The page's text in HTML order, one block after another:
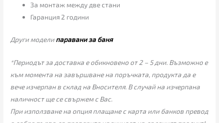
За монтаж между две стани
Гаранция 2 години
Други моделипаравани за баня
*Периодът за доставка е обикновено от 2 – 5 дни. Възможно е
към момента на завършване на поръчката, продукта да е
вече изчерпан в склад на Вносителя. В случай на изчерпана
наличност ще се свържем с Вас.
При използване на опция плащане с карта или банков превод